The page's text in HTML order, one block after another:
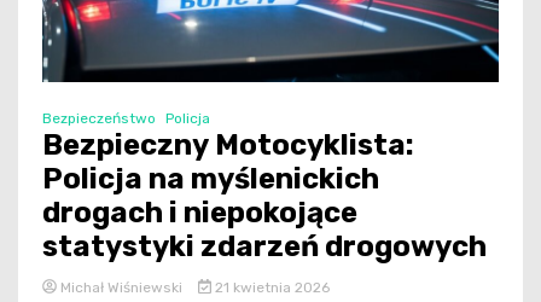
Bezpieczeństwo Policja
Bezpieczny Motocyklista:
Policja na myślenickich
drogach i niepokojące
statystyki zdarzeń drogowych
Michał Wiśniewski 21 kwietnia 2026